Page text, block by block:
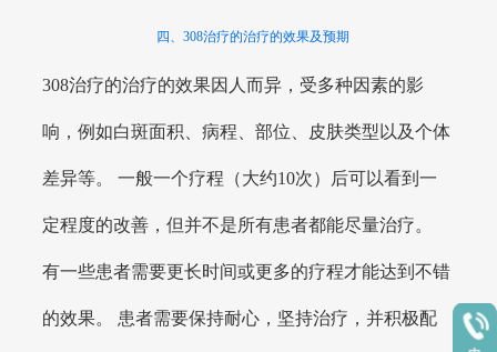
四、308治疗的治疗的效果及预期
308治疗的治疗的效果因人而异，受多种因素的影
响，例如白斑面积、病程、部位、皮肤类型以及个体
差异等。 一般一个疗程（大约10次）后可以看到一
定程度的改善，但并不是所有患者都能尽量治疗。
有一些患者需要更长时间或更多的疗程才能达到不错
的效果。 患者需要保持耐心，坚持治疗，并积极配